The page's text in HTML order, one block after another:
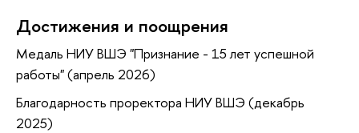
Достижения и поощрения
Медаль НИУ ВШЭ "Признание - 15 лет успешной
работы" (апрель 2026)
Благодарность проректора НИУ ВШЭ (декабрь
2025)